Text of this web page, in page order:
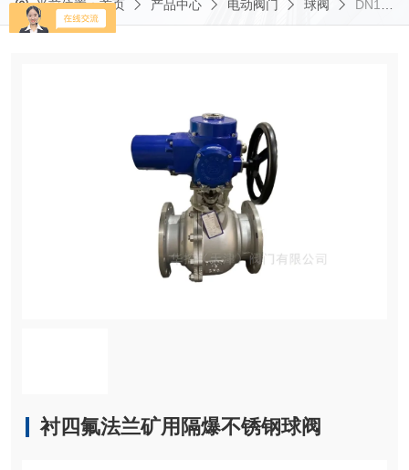
当前位置：首页 产品中心 电动阀门 球阀 DN100衬四氟法兰矿用隔爆不锈钢球阀
衬四氟法兰矿用隔爆不锈钢球阀